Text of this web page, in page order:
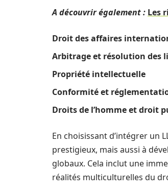
A découvrir également : Les
Droit des affaires
Arbitrage et résolution des
Propriété intellectuelle
Conformité et
Droits de l’homme et droit
En choisissant d’intégrer un
prestigieux, mais aussi à
globaux. Cela inclut une
réalités multiculturelles du